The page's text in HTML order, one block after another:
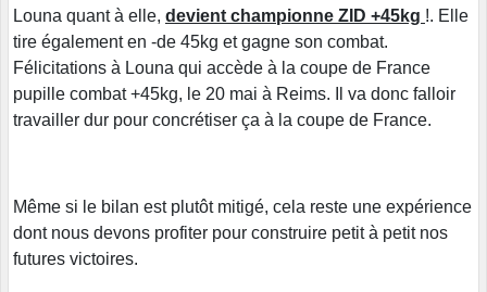
Louna quant à elle, devient championne ZID +45kg !. Elle
tire également en -de 45kg et gagne son combat.
Félicitations à Louna qui accède à la coupe de France
pupille combat +45kg, le 20 mai à Reims. Il va donc falloir
travailler dur pour concrétiser ça à la coupe de France.
Même si le bilan est plutôt mitigé, cela reste une expérience
dont nous devons profiter pour construire petit à petit nos
futures victoires.